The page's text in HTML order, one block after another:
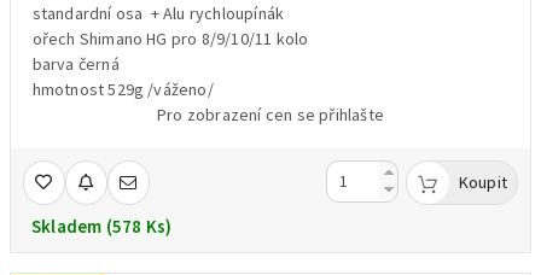
standardní osa + Alu rychloupínák
ořech Shimano HG pro 8/9/10/11 kolo
barva černá
hmotnost 529g /váženo/
Pro zobrazení cen se přihlašte
Skladem (578 Ks)
Koupit